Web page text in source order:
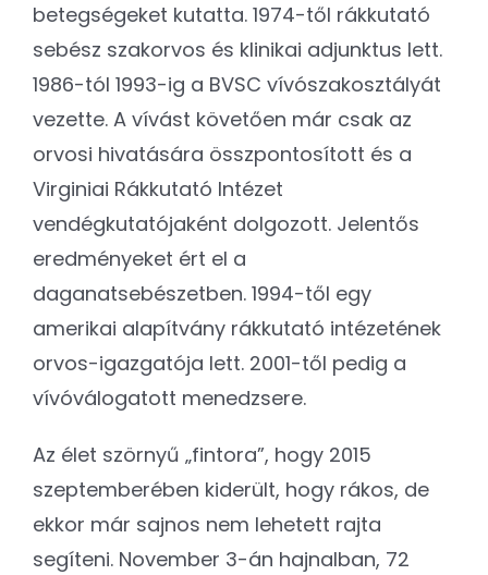
betegségeket kutatta. 1974-től rákkutató
sebész szakorvos és klinikai adjunktus lett.
1986-tól 1993-ig a BVSC vívószakosztályát
vezette. A vívást követően már csak az
orvosi hivatására összpontosított és a
Virginiai Rákkutató Intézet
vendégkutatójaként dolgozott. Jelentős
eredményeket ért el a
daganatsebészetben. 1994-től egy
amerikai alapítvány rákkutató intézetének
orvos-igazgatója lett. 2001-től pedig a
vívóválogatott menedzsere.
Az élet szörnyű „fintora”, hogy 2015
szeptemberében kiderült, hogy rákos, de
ekkor már sajnos nem lehetett rajta
segíteni. November 3-án hajnalban, 72